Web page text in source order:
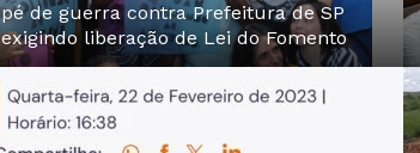
pé de guerra contra Prefeitura de SP
exigindo liberação de Lei do Fomento